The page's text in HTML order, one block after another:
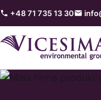
+48 71 735 13 30